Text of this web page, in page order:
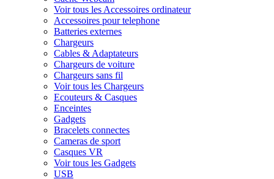
Voir tous les Accessoires ordinateur
Accessoires pour telephone
Batteries externes
Chargeurs
Cables & Adaptateurs
Chargeurs de voiture
Chargeurs sans fil
Voir tous les Chargeurs
Ecouteurs & Casques
Enceintes
Gadgets
Bracelets connectes
Cameras de sport
Casques VR
Voir tous les Gadgets
USB